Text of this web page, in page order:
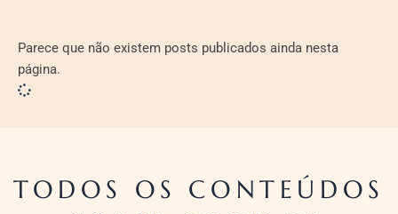
Parece que não existem posts publicados ainda nesta
página.
TODOS OS CONTEÚDOS